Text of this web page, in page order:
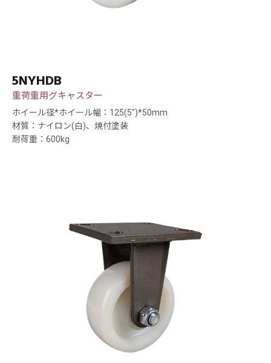
5NYHDB
重荷重用グキャスター
ホイール径*ホイール幅：125(5”)*50mm
材質：ナイロン(白)、焼付塗装
耐荷重：600kg